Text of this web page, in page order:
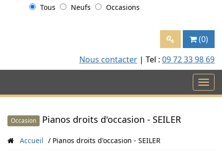
Tous
Neufs Occasions
(0)
Nous contacter | Tel : 09 72 33 98 69
Occasion Pianos droits d'occasion - SEILER
Accueil Pianos droits d'occasion - SEILER